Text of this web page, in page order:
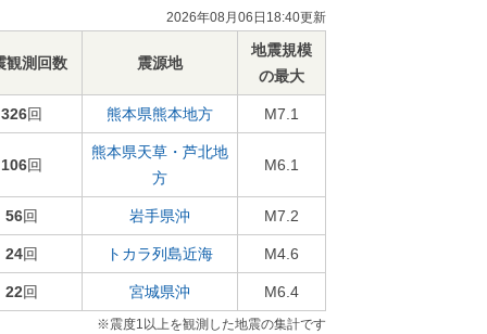
2026年08月06日18:40更新
観測回数 震源地
地震規模
の最大
326回 熊本県熊本地方 M7.1
106回
熊本県天草・芦北地
方
M6.1
56回 岩手県沖 M7.2
24回 トカラ列島近海 M4.6
22回 宮城県沖 M6.4
※震度1以上を観測した地震の集計です